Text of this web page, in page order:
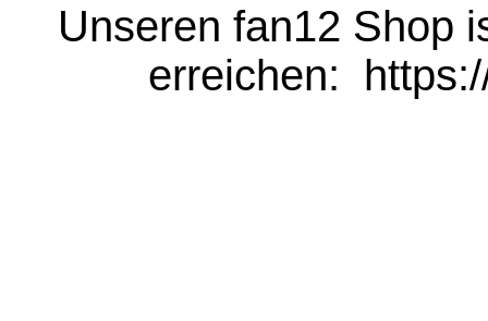
Unseren fan12 Shop
erreichen: